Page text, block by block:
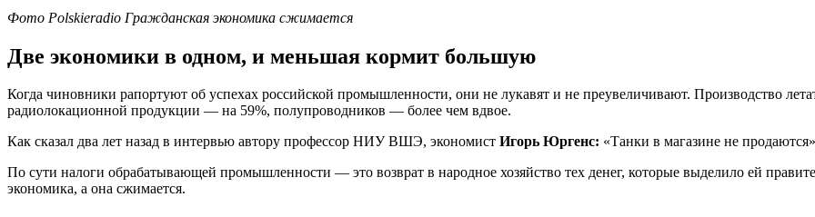
Фото Polskieradio Гражданская экономика сжимается
Две экономики в одном, и меньшая кормит большую
Когда чиновники рапортуют об успехах российской промышленности, они не лукавят и не преувеличивают. Производство
радиолокационной продукции — на 59%, полупроводников — более чем вдвое.
Как сказал два лет назад в интервью автору профессор НИУ ВШЭ, экономист Игорь Юргенс: «Танки в магазине не
По сути налоги обрабатывающей промышленности — это возврат в народное хозяйство тех денег, которые выделило ей
экономика, а она сжимается.